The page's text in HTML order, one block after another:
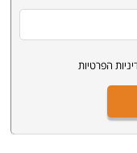
השתלמות.
הפרטיות